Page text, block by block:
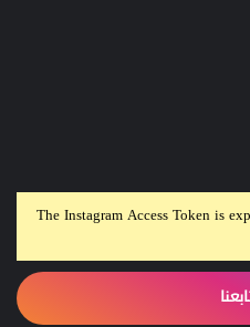
The Instagram Access Token is